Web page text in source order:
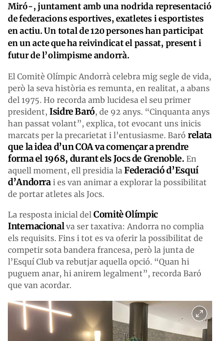
Miró-, juntament amb una nodrida representació
de federacions esportives, exatletes i esportistes
en actiu. Un total de 120 persones han participat
en un acte que ha reivindicat el passat, present i
futur de l’olimpisme andorrà.
El Comitè Olímpic Andorrà celebra mig segle de vida,
però la seva història es remunta, en realitat, a abans
del 1975. Ho recorda amb lucidesa el seu primer
president, Isidre Baró, de 92 anys. “Cinquanta anys
han passat volant”, explica, tot evocant uns inicis
marcats per la precarietat i l’entusiasme. Baró relata
que la idea d’un COA va començar a prendre
forma el 1968, durant els Jocs de Grenoble.En
aquell moment, ell presidia la Federació d’Esquí
d’Andorra i es van animar a explorar la possibilitat
de portar atletes als Jocs.
La resposta inicial del Comitè Olímpic
Internacionalva ser taxativa: Andorra no complia
els requisits. Fins i tot es va oferir la possibilitat de
competir sota bandera francesa, però la junta de
l’Esquí Club va rebutjar aquella opció. “Quan hi
puguem anar, hi anirem legalment”, recorda Baró
que van acordar.